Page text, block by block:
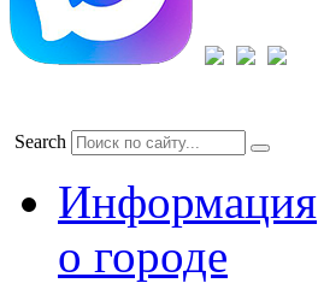
Search
Информация
о городе